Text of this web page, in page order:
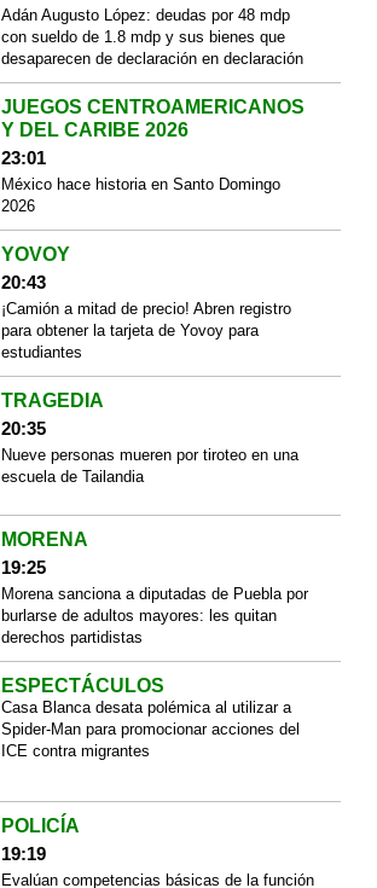
Adán Augusto López: deudas por 48 mdp
con sueldo de 1.8 mdp y sus bienes que
desaparecen de declaración en declaración
JUEGOS CENTROAMERICANOS
Y DEL CARIBE 2026
23:01
México hace historia en Santo Domingo
2026
YOVOY
20:43
¡Camión a mitad de precio! Abren registro
para obtener la tarjeta de Yovoy para
estudiantes
TRAGEDIA
20:35
Nueve personas mueren por tiroteo en una
escuela de Tailandia
MORENA
19:25
Morena sanciona a diputadas de Puebla por
burlarse de adultos mayores: les quitan
derechos partidistas
ESPECTÁCULOS
Casa Blanca desata polémica al utilizar a
Spider-Man para promocionar acciones del
ICE contra migrantes
POLICÍA
19:19
Evalúan competencias básicas de la función